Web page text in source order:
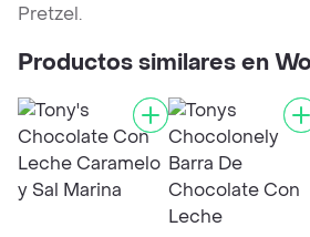
Pretzel.
Productos similares en